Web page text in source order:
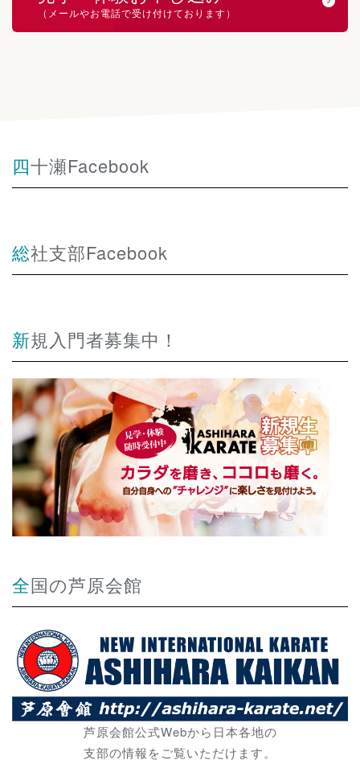
（メールやお電話で受け付けております）
四十瀬Facebook
総社支部Facebook
新規入門者募集中！
全国の芦原会館
芦原会館公式Webから日本各地の
支部の情報をご覧いただけます。